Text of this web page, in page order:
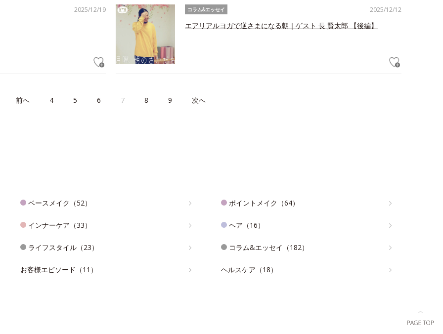
2025/12/19 2025/12/12
コラム&エッセイ
エアリアルヨガで逆さまになる朝｜ゲスト 長 賢太郎 【後編】
前へ 4 5 6 7 8 9 次へ
ベースメイク（52） ポイントメイク（64）
インナーケア（33） ヘア（16）
ライフスタイル（23） コラム&エッセイ（182）
お客様エピソード（11） ヘルスケア（18）